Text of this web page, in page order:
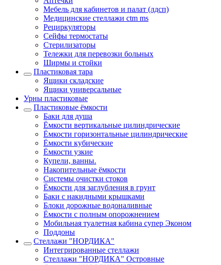
Мебель для кабинетов и палат (лдсп)
Медицинские стеллажи ctm ms
Рециркуляторы
Сейфы термостаты
Стерилизаторы
Тележки для перевозки больных
Ширмы и стойки
Пластиковая тара
Ящики складские
Ящики универсальные
Урны пластиковые
Пластиковые ёмкости
Баки для душа
Ёмкости вертикальные цилиндрические
Ёмкости горизонтальные цилиндрические
Ёмкости кубические
Ёмкости узкие
Купели, ванны.
Накопительные ёмкости
Системы очистки стоков
Ёмкости для заглубления в грунт
Баки с накидными крышками
Блоки дорожные водоналивные
Ёмкости с полным опорожнением
Мобильная туалетная кабина супер Эконом
Поддоны
Стеллажи "НОРДИКА"
Интегрированные стеллажи
Стеллажи "НОРДИКА" Островные